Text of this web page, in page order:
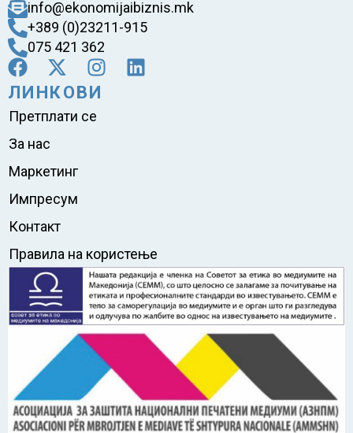
info@ekonomijaibiznis.mk
+389 (0)23211-915
075 421 362
ЛИНКОВИ
Претплати се
За нас
Маркетинг
Импресум
Контакт
Правила на користење